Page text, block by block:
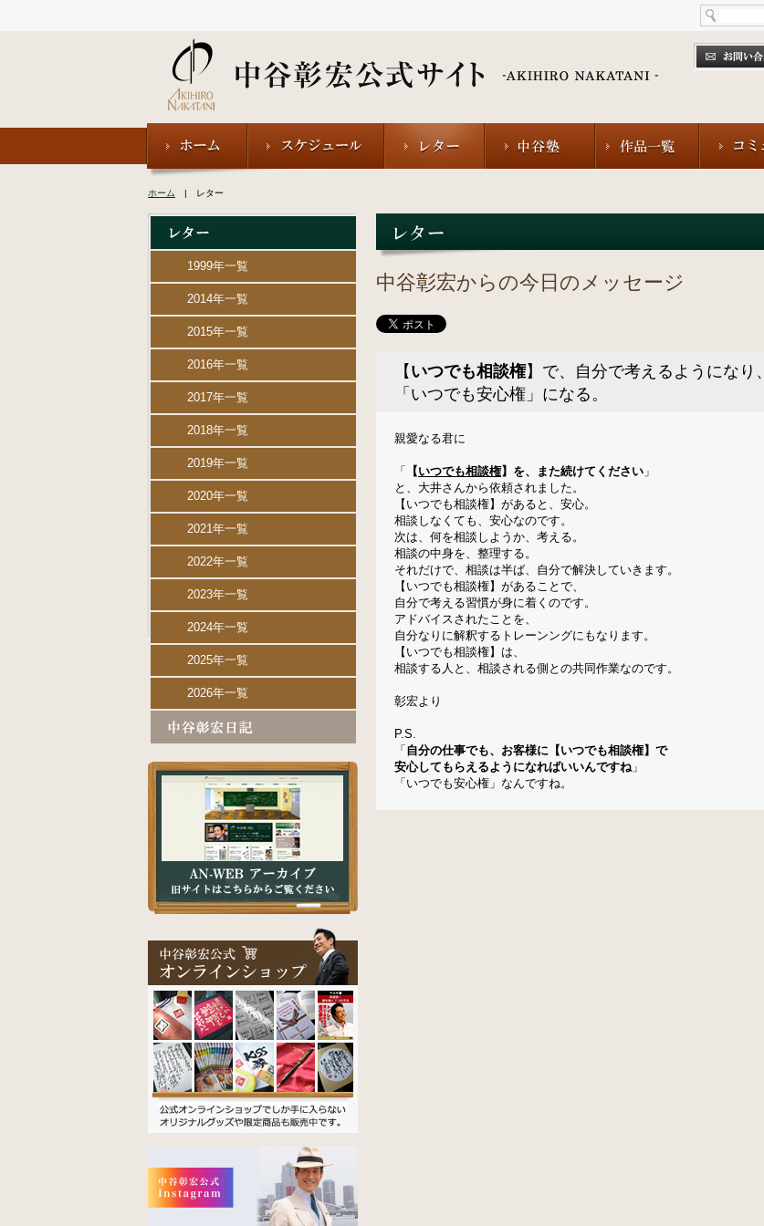
ホーム | レター
中谷彰宏からの今日のメッセージ
【 いつでも相談権】で、自分で考えるようになり、
「いつでも安心権」になる。
親愛なる君に
「 【いつでも相談権】を、また続けてください 」
と、大井さんから依頼されました。
【いつでも相談権】があると、安心。
相談しなくても、安心なのです。
次は、何を相談しようか、考える。
相談の中身を、整理する。
それだけで、相談は半ば、自分で解決していきます。
【いつでも相談権】があることで、
自分で考える習慣が身に着くのです。
アドバイスされたことを、
自分なりに解釈するトレーンングにもなります。
【いつでも相談権】は、
相談する人と、相談される側との共同作業なのです。
彰宏より
P.S.
「 自分の仕事でも、お客様に【いつでも相談権】で
安心してもらえるようになればいいんですね」
「いつでも安心権」なんですね。
1999年一覧
2014年一覧
2015年一覧
2016年一覧
2017年一覧
2018年一覧
2019年一覧
2020年一覧
2021年一覧
2022年一覧
2023年一覧
2024年一覧
2025年一覧
2026年一覧